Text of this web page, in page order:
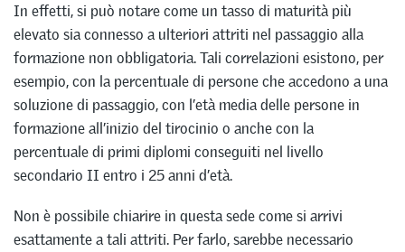
In effetti, si può notare come un tasso di maturità più
elevato sia connesso a ulteriori attriti nel passaggio alla
formazione non obbligatoria. Tali correlazioni esistono, per
esempio, con la percentuale di persone che accedono a una
soluzione di passaggio, con l’età media delle persone in
formazione all’inizio del tirocinio o anche con la
percentuale di primi diplomi conseguiti nel livello
secondario II entro i 25 anni d’età.
Non è possibile chiarire in questa sede come si arrivi
esattamente a tali attriti. Per farlo, sarebbe necessario